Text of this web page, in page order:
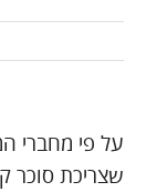
על פי מחברי
שצריכת סוכר